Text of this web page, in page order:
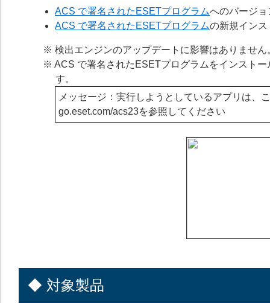
ACS で署名されたESETプログラムへのバージ
ACS で署名されたESETプログラムの新規イン
※ 検出エンジンのアップデートに影響はありません
※ ACS で署名されたESETプログラムをインスト
す。
メッセージ：実行しようとしているアプリは、
go.eset.com/acs23を参照してください
◆ 対象製品